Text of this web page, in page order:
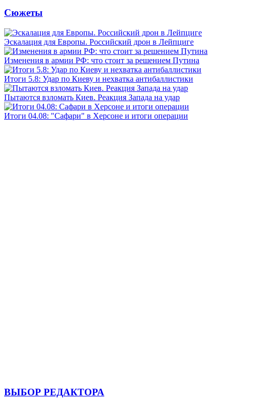
Сюжеты
Эскалация для Европы. Российский дрон в Лейпциге
Изменения в армии РФ: что стоит за решением Путина
Итоги 5.8: Удар по Киеву и нехватка антибаллистики
Пытаются взломать Киев. Реакция Запада на удар
Итоги 04.08: "Сафари" в Херсоне и итоги операции
ВЫБОР РЕДАКТОРА